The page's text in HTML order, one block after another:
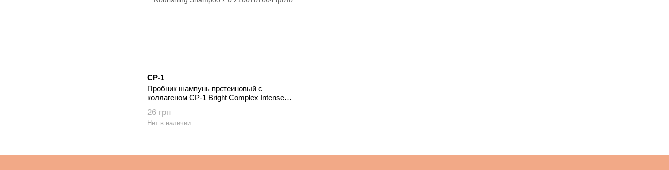
CP-1
Пробник шампунь протеиновый с
коллагеном CP-1 Bright Complex Intense
26 грн
Нет в наличии